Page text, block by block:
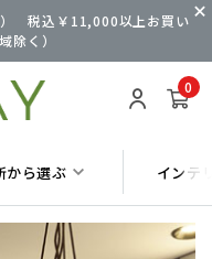
税込￥11,000以上お買い
除く）
0
から選ぶ インテ